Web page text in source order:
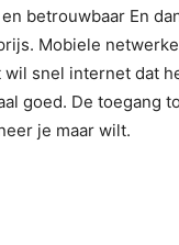
betrouwbaar En
Mobiele
snel internet dat
goed. De toegang
je maar wilt.